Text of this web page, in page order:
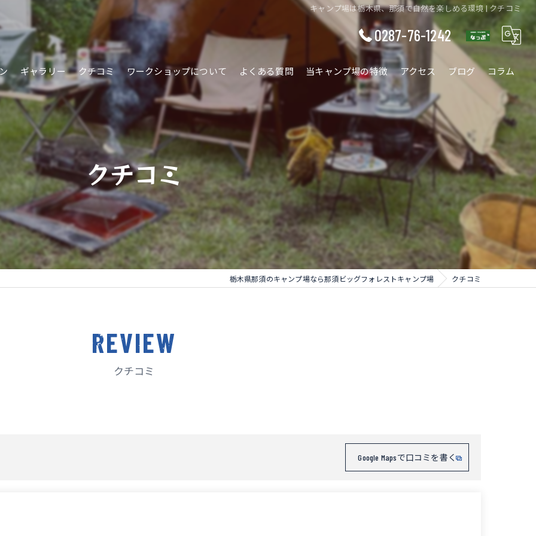
キャンプ場は栃木県、那須で自然を楽しめる環境 | クチコミ
0287-76-1242
ギャラリー クチコミ ワークショップについて よくある質問 当キャンプ場の特徴
ワークショップ
ファミリー
ソロ
カップル
自然
アクセス ブログ コラム
クチコミ
栃木県那須のキャンプ場なら那須ビッグフォレストキャンプ場 クチコミ
REVIEW
クチコミ
Google Mapsで口コミを書く